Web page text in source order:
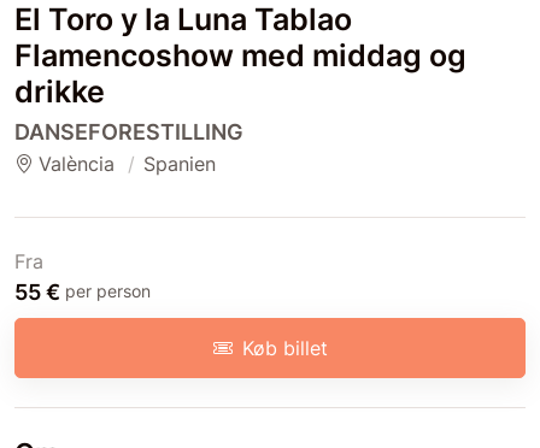
El Toro y la Luna Tablao
Flamencoshow med middag og
drikke
DANSEFORESTILLING
València Spanien
Fra
55 € per person
Køb billet